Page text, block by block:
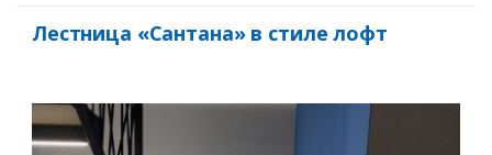
Лестница «Сантана» в стиле лофт